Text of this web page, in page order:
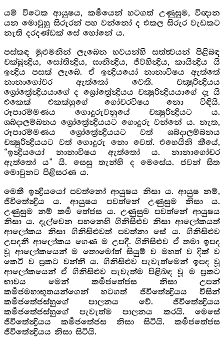
යම් විටෙක ආයුෂය, කර්‍මයෙන් හටගත් උණුසුම, විඥාන
යන මොවුහු සිරුරන් පහ වන්නෝ ද එකල සිරුර වැඩකට
නැති දරදණ්ඩක් සේ හෝනේ ය.
පස්කඳ මුළුමනින් ලැබෙන භවයන්හි සත්ත්‍වයන් පිළිබඳ
චක්ඛුන්‍ද්‍රිය, සෝතින්‍ද්‍රිය, ඝානින්‍ද්‍රිය, ජිව්හින්‍ද්‍රිය, කායින්‍ද්‍රිය යි
ඉන්‍ද්‍රිය පසක් ලැබේ. ඒ ඉන්‍ද්‍රියයෝ නානාවිෂය ඇත්තේ
නානාගෝචර ඇත්තෝ වෙති. චක්‍ෂුරින්‍ද්‍රියය
ශ්‍රෝත්‍රේන්‍ද්‍රියයාගේ ද ශ්‍රෝත්‍රේන්‍ද්‍රියය චක්‍ෂුරින්‍ද්‍රියයාගේ දැ යි
එකෙක් එකක්හුගේ ගෝචරවිෂය නො විඳියි.
රූපාරම්මණය ගොදුරුවනුයේ චක්‍ෂුරින්‍ද්‍රියට ය.
ශබ්දාලම්බනය ශ්‍රෝත්‍රේන්‍ද්‍රියයට ගොදුරු වන්නේ ය. නැත,
රූපාරම්මණය ශ්‍රෝත්‍රේන්‍ද්‍රියයට වත් ශබ්දාලම්බනය
චක්‍ෂුරින්‍ද්‍රියයට වත් ගොදුරු නො වෙත්. එහෙයිනි කීයේ,
“ඉන්‍ද්‍රියයෝ නානාවිෂය ඇත්තෝ ය. නානාගෝචර
ඇත්තෝ ය” යි. සෙසු තැන්හි ද මෙසේය. ජවන් සිත
මොවුනට පිළිසරණ ය.
මෙකී ඉන්‍ද්‍රියයෝ පවත්නෝ ආයුෂය නිසා ය. ආයුෂ නම්,
ජීවිතේන්‍ද්‍රිය ය. ආයුෂය පවත්නේ උණුසුම නිසා ය.
උණුසුම නම් කර්‍ම තේජස ය. උණුසුම පවත්නේ ආයුෂය
නිසා ය. දැල්වෙන පහනෙහි ගිනිසිළුව නිසා ආලෝකයත්
ආලෝකය නිසා ගිනිසිළුවත් පවත්නා සේ ය. ගිනිසිළුව
උපදනී ආලෝකය ගෙණ ම උපදී. ගිනිසිළුව ඒ තමා ඉපද
වූ ආලෝකයෙන් ම තොමෝත් සියුම් ව මහත් ව දික් ව
කෙටි ව ප්‍රකට වන්නී ය. ගිනිසිළුව පැවැත්මෙන් ඉපද වූ
ආලෝකයෙන් ඒ ගිනිසිළුව පැවැත්ම පිළිබඳ වූ ම ප්‍රකට
භාවය මෙන් කර්‍මජතේජස නිසා උපන්
කර්‍මජමහාභූතයන්ගෙන් හටගත් ජීවිතේන්‍ද්‍රියය විසින්
කර්‍මජතේජස්හුගේ පාලනය වේ. ජීවිතේන්‍ද්‍රියය
කර්‍මජතේජස්හුගේ පැවැත්ම පාලනය කරයි. මෙසේ
ජීවිතේන්‍ද්‍රියය කර්‍මජතේජස නිසා සිටියි. කර්‍මජතේජස
ජීවිතේන්‍ද්‍රියය නිසා සිටියි.